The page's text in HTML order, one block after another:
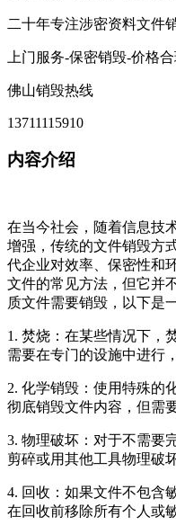
二十年专注涉密资料文件
上门服务-保密销毁-价格
佛山销毁热线
13711115910
内容介绍
在当今社会，随着信息技
增强，传统的文件销毁方
代企业对效率、保密性和
文件的常见方法，但它并
质文件需要销毁，以下是
1. 焚烧：在某些情况下，
需要在专门的设施中进行
2. 化学销毁：使用特殊的
彻底销毁文件内容，但需
3. 物理破坏：对于不需要
剪碎或用其他工具物理破
4. 回收：如果文件不包含
在回收前移除所有个人或